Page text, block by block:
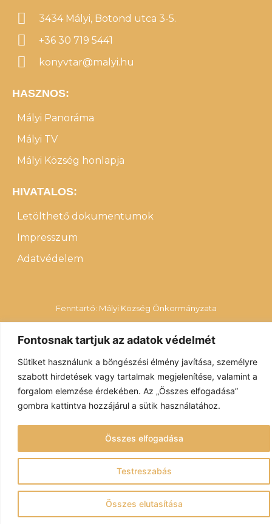
Fontosnak tartjuk az adatok védelmét
Sütiket használunk a böngészési élmény javítása, személyre
szabott hirdetések vagy tartalmak megjelenítése, valamint a
forgalom elemzése érdekében. Az „Összes elfogadása”
gombra kattintva hozzájárul a sütik használatához.
Testreszabás
Összes elutasítása
Összes elfogadása
3434 Mályi, Botond utca 3-5.
+36 30 719 5441
konyvtar@malyi.hu
HASZNOS:
Mályi Panoráma
Mályi TV
Mályi Község honlapja
HIVATALOS:
Letölthető dokumentumok
Impresszum
Adatvédelem
Fenntartó: Mályi Község Önkormányzata
© Mályi Móra Ferenc Közösségi Ház és Könyvtár 2022 – Minden
jog fenntartva
Redesign: V.AD Marketing